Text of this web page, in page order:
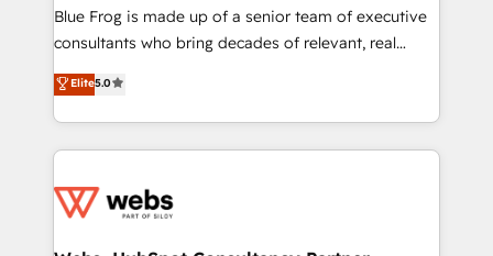
CRM, Solutions Architecture, Onboarding , Data
Migration, Custom Integration & Platform
HubSpot -Top 1% of partners worldwide -In-house
team of 25+ experts Contact us today to help you
Blue Frog is made up of a senior team of executive
consultants who bring decades of relevant, real
world experience to our client engagements. "Blue
Frog is a top, trusted partner in HubSpot's
ecosystem for a reason. Their team brings over a
decade of experience to the table, along with deep
for driving growth. They are committed to helping
Elite5.0